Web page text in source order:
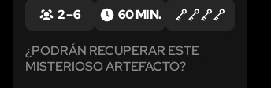
2 – 6 60 MIN.
¿PODRÁN RECUPERAR ESTE
MISTERIOSO ARTEFACTO?